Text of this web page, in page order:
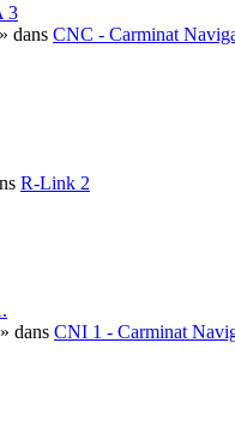
3
» dans CNC - Carminat
R-Link 2
» dans CNI 1 - Carminat